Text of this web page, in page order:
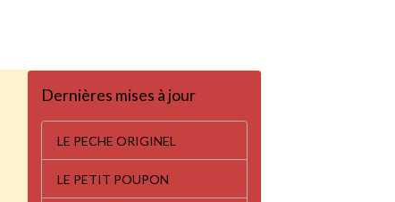
Dernières mises à jour
LE PECHE ORIGINEL
LE PETIT POUPON